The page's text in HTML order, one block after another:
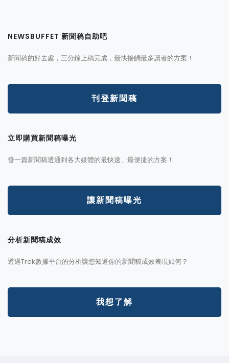
NEWSBUFFET 新聞稿自助吧
新聞稿的好去處，三分鐘上稿完成，最快接觸最多讀者的方案！
刊登新聞稿
立即購買新聞稿曝光
發一篇新聞稿透通到各大媒體的最快速、最便捷的方案！
讓新聞稿曝光
分析新聞稿成效
透過Trek數據平台的分析讓您知道你的新聞稿成效表現如何？
我想了解